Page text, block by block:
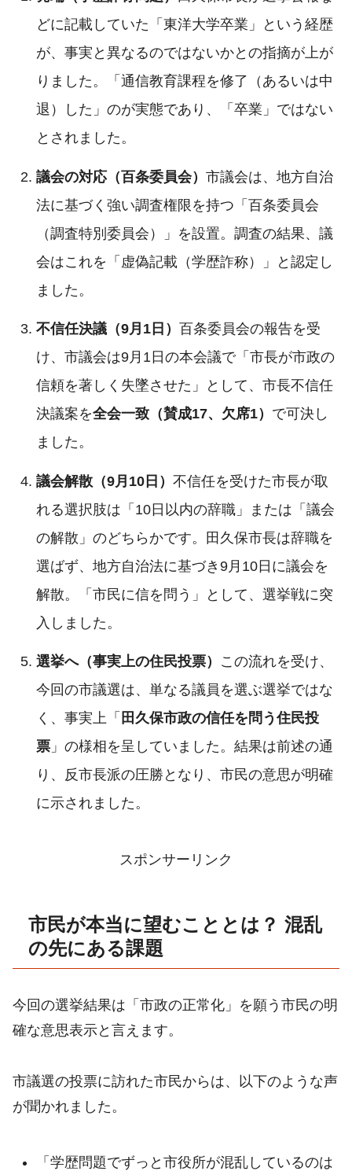
どに記載していた「東洋大学卒業」という経歴
が、事実と異なるのではないかとの指摘が上が
りました。「通信教育課程を修了（あるいは中
退）した」のが実態であり、「卒業」ではない
とされました。
議会の対応（百条委員会） 市議会は、地方自治
法に基づく強い調査権限を持つ「百条委員会
（調査特別委員会）」を設置。調査の結果、議
会はこれを「虚偽記載（学歴詐称）」と認定し
ました。
不信任決議（9月1日） 百条委員会の報告を受
け、市議会は9月1日の本会議で「市長が市政の
信頼を著しく失墜させた」として、市長不信任
決議案を全会一致（賛成17、欠席1） で可決し
ました。
議会解散（9月10日） 不信任を受けた市長が取
れる選択肢は「10日以内の辞職」または「議会
の解散」のどちらかです。田久保市長は辞職を
選ばず、地方自治法に基づき9月10日に議会を
解散。「市民に信を問う」として、選挙戦に突
入しました。
選挙へ（事実上の住民投票）
この流れを受け、
今回の市議選は、単なる議員を選ぶ選挙ではな
く、事実上「 田久保市政の信任を問う住民投
票」の様相を呈していました。結果は前述の通
り、反市長派の圧勝となり、市民の意思が明確
に示されました。
スポンサーリンク
市民が本当に望むこととは？ 混乱
の先にある課題
今回の選挙結果は「市政の正常化」を願う市民の明
確な意思表示と言えます。
市議選の投票に訪れた市民からは、以下のような声
が聞かれました。
「学歴問題でずっと市役所が混乱しているのは